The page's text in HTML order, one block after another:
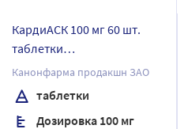
КардиАСК 100 мг 60 шт.
таблетки
кишечнорастворимые,
покрытые пленочной
оболочкой
Канонфарма продакшн ЗАО
таблетки
Дозировка 100 мг